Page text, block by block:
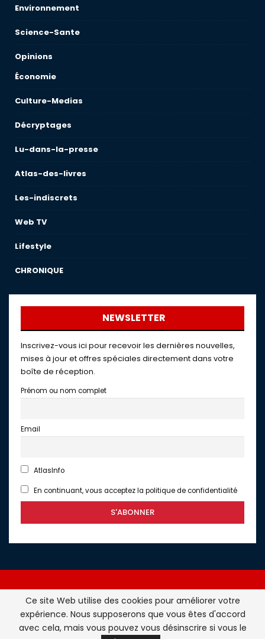
Environnement
Science-Sante
Opinions
Économie
Culture-Medias
Décryptages
Lu-dans-la-presse
Atlas-des-livres
Les-indiscrets
Web TV
Lifestyle
CHRONIQUE
NEWSLETTER
Inscrivez-vous ici pour recevoir les dernières nouvelles,
mises à jour et offres spéciales directement dans votre
boîte de réception.
Prénom ou nom complet
Email
AtlasInfo
En continuant, vous acceptez la politique de confidentialité
Atlasinfo.fr : l'essentiel de l'actualité de la France et du
Maghreb © Tous Droits Réservés - Atlasinfo- 2026
Ce site Web utilise des cookies pour améliorer votre
expérience. Nous supposerons que vous êtes d'accord
avec cela, mais vous pouvez vous désinscrire si vous le